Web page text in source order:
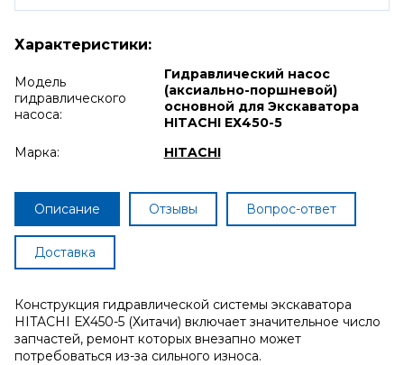
Характеристики:
Модель
гидравлического
насоса:
Гидравлический насос
(аксиально-поршневой)
основной для Экскаватора
HITACHI ЕХ450-5
Марка:
HITACHI
Описание Отзывы Вопрос-ответ
Доставка
Конструкция гидравлической системы экскаватора
HITACHI ЕХ450-5 (Хитачи) включает значительное число
запчастей, ремонт которых внезапно может
потребоваться из-за сильного износа.